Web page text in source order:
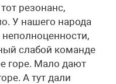
резонанс,
У нашего народа
слабой команде
горе. Мало дают
А тут дали